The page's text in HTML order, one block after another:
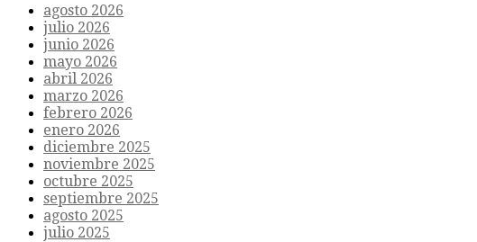
agosto 2026
julio 2026
junio 2026
mayo 2026
abril 2026
marzo 2026
febrero 2026
enero 2026
diciembre 2025
noviembre 2025
octubre 2025
septiembre 2025
agosto 2025
julio 2025